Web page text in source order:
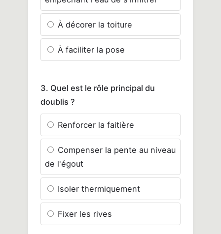
À décorer la toiture
À faciliter la pose
3. Quel est le rôle principal du
doublis ?
Renforcer la faitière
Compenser la pente au niveau
de l'égout
Isoler thermiquement
Fixer les rives